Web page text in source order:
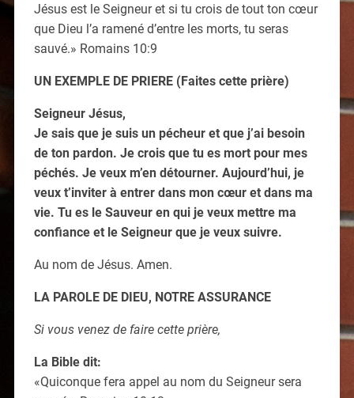
Jésus est le Seigneur et si tu crois de tout ton cœur
que Dieu l’a ramené d’entre les morts, tu seras
sauvé.» Romains 10:9
UN EXEMPLE DE PRIERE (Faites cette prière)
Seigneur Jésus,
Je sais que je suis un pécheur et que j’ai besoin
de ton pardon. Je crois que tu es mort pour mes
péchés. Je veux m’en détourner. Aujourd’hui, je
veux t’inviter à entrer dans mon cœur et dans ma
vie. Tu es le Sauveur en qui je veux mettre ma
confiance et le Seigneur que je veux suivre.
Au nom de Jésus. Amen.
LA PAROLE DE DIEU, NOTRE ASSURANCE
Si vous venez de faire cette prière,
La Bible dit:
«Quiconque fera appel au nom du Seigneur sera